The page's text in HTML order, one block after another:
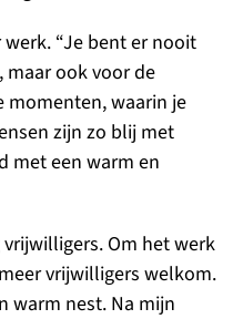
“Je bent er nooit
maar ook voor de
momenten, waarin je
zijn zo blij met
met een warm en
Om het werk
vrijwilligers welkom.
warm nest. Na mijn